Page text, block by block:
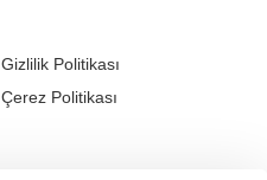
Gizlilik Politikası
Çerez Politikası